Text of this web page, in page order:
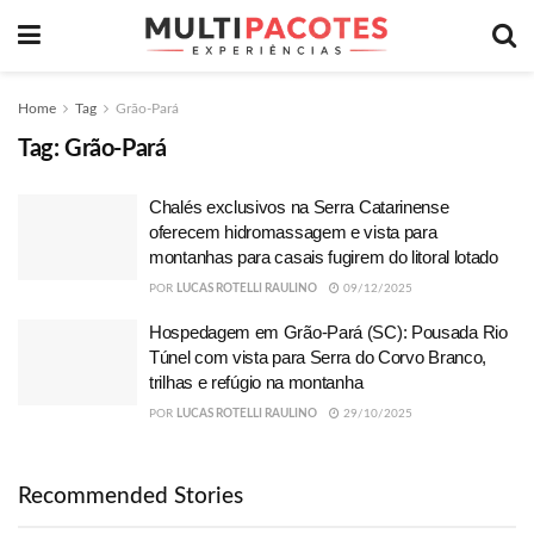
Home Tag Grão-Pará
Tag: Grão-Pará
Chalés exclusivos na Serra Catarinense
oferecem hidromassagem e vista para
montanhas para casais fugirem do litoral lotado
POR LUCAS ROTELLI RAULINO 09/12/2025
Hospedagem em Grão-Pará (SC): Pousada Rio
Túnel com vista para Serra do Corvo Branco,
trilhas e refúgio na montanha
POR LUCAS ROTELLI RAULINO 29/10/2025
Recommended Stories